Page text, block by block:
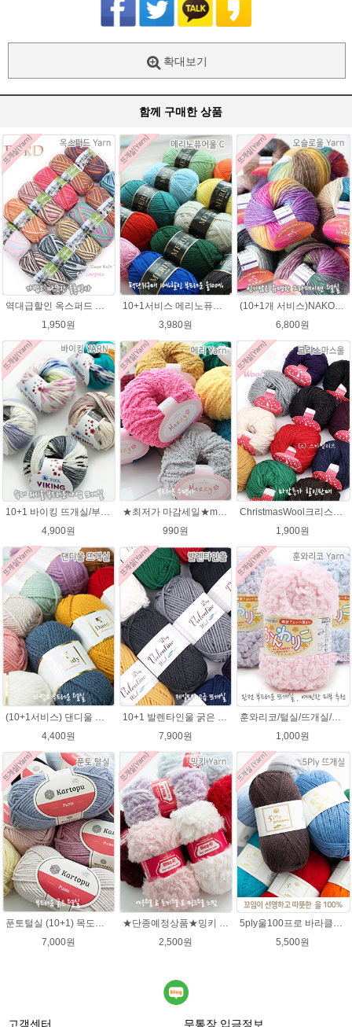
확대보기
함께 구매한 상품
역대급할인 옥스퍼드 나염뜨개실 털실
1,950원
10+1서비스 메리노퓨어울 C 손뜨개질 털실 뜨개실 블랭킷뜨기실
3,980원
(10+1개 서비스)NAKO 오슬로울 그라데이션 털실 Oslo wool 뜨개실 나코오슬로울실
6,800원
4,900원
990원
1,900원
(10+1서비스) 댄디울 뜨개실 프리미어울 뜨개질실 목도리뜨개질실
4,400원
10+1 발렌타인울 굵은 뜨개실/뜨개질실/손뜨개실/목도리털실/제일모직뜨개실
7,900원
훈와리코/털실/뜨개실/뜨개질실/손뜨개실/목도리털실/뜨게실/뜨게질/손뜨개질실
1,000원
푼토털실 (10+1) 목도리 푼토뜨개실 부드러운실
7,000원
★단종예정상품★밍키 뜨개실/ 여우실/토끼실/밍키실/페이크퍼 얀
2,500원
5ply울100프로 바라클라바뜨개질 5플라이 고급뜨개실 90g (울 100%) 제일모직 생산 얇은굵기 순모사
5,500원
고객센터 무통장 입금정보